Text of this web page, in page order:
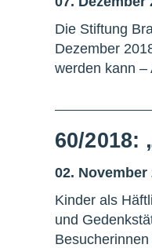
Die Stiftung
Dezember
werden kann –
60/
02. November
Kinder als
und